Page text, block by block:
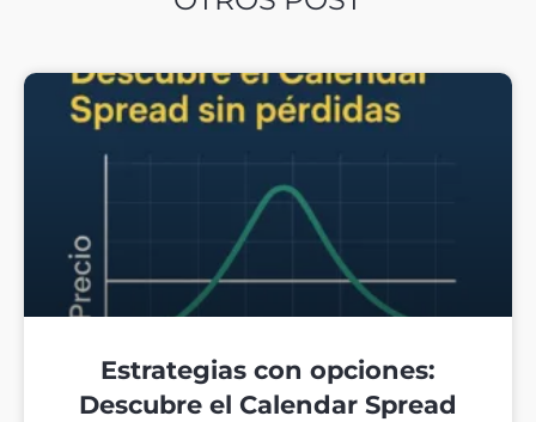
Estrategias con opciones:
Descubre el Calendar Spread